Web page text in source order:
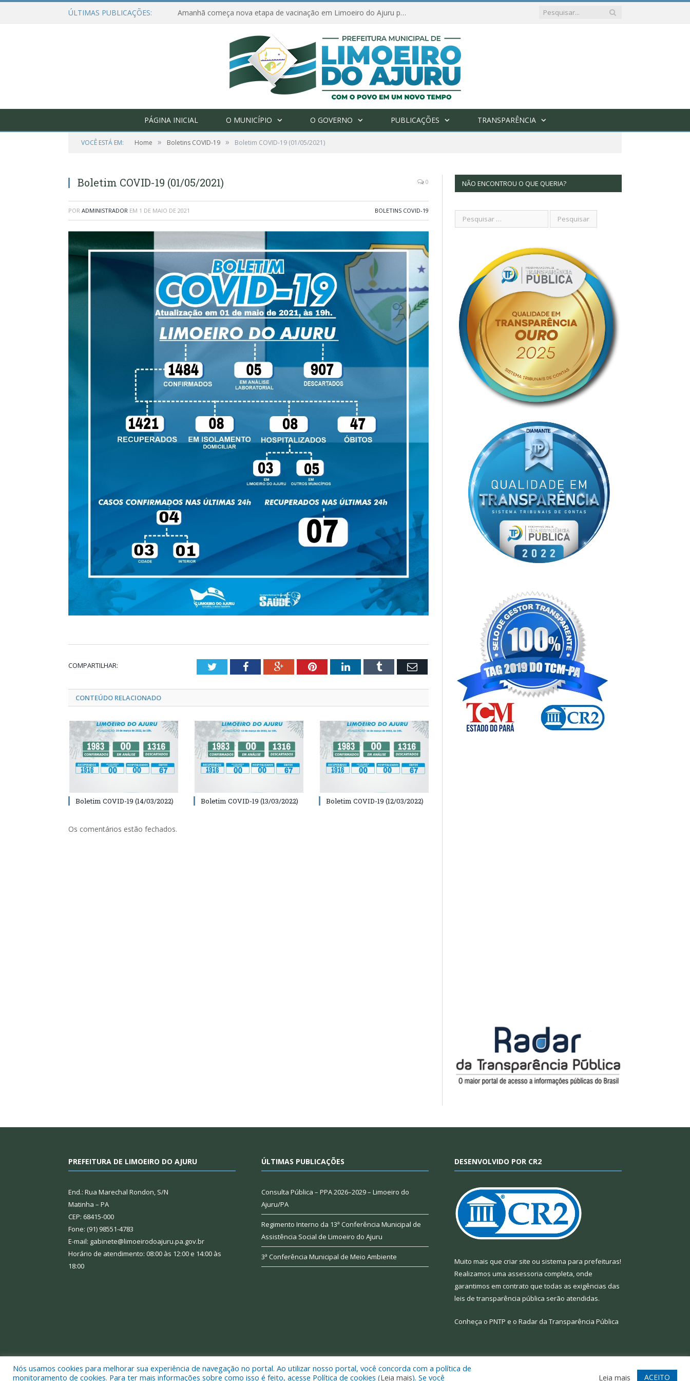
ÚLTIMAS PUBLICAÇÕES: Amanhã começa nova etapa de vacinação em Limoeiro do Ajuru para idosos com 65 ou mais
PÁGINA INICIAL O MUNICÍPIO O GOVERNO PUBLICAÇÕES TRANSPARÊNCIA
VOCÊ ESTÁ EM: Home » Boletins COVID-19 » Boletim COVID-19 (01/05/2021)
Boletim COVID-19 (01/05/2021) 0
POR ADMINISTRADOR EM 1 DE MAIO DE 2021 BOLETINS COVID-19
COMPARTILHAR: TwitterFacebookGoogle+PinterestLinkedInTumblr Email
CONTEÚDO RELACIONADO
Boletim COVID-19 (14/03/2022) Boletim COVID-19 (13/03/2022) Boletim COVID-19 (12/03/2022)
Os comentários estão fechados.
NÃO ENCONTROU O QUE QUERIA?
PREFEITURA DE LIMOEIRO DO AJURU
End.: Rua Marechal Rondon, S/N
Matinha – PA
CEP: 68415-000
Fone: (91) 98551-4783
E-mail: gabinete@limoeirodoajuru.pa.gov.br
Horário de atendimento: 08:00 às 12:00 e 14:00 às
18:00
ÚLTIMAS PUBLICAÇÕES
Consulta Pública – PPA 2026–2029 – Limoeiro do
Ajuru/PA
Regimento Interno da 13ª Conferência Municipal de
Assistência Social de Limoeiro do Ajuru
3ª Conferência Municipal de Meio Ambiente
DESENVOLVIDO POR CR2
Muito mais que criar site ou sistema para prefeituras!
Realizamos uma assessoria completa, onde
garantimos em contrato que todas as exigências das
leis de transparência pública serão atendidas.
Conheça o PNTP e o Radar da Transparência Pública
Todos os direitos reservados a Prefeitura Municipal de Limoeiro do Ajuru. Mapa do Site Acessar Webmail
Nós usamos cookies para melhorar sua experiência de navegação no portal. Ao utilizar nosso portal, você concorda com a política de
monitoramento de cookies. Para ter mais informações sobre como isso é feito, acesse Política de cookies (Leia mais). Se você Leia mais ACEITO